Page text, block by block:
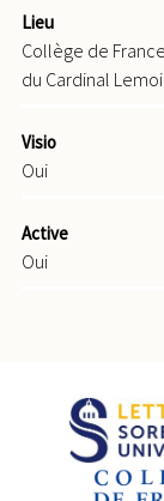
Lieu
Collège de
du Cardinal
Visio
Oui
Active
Oui